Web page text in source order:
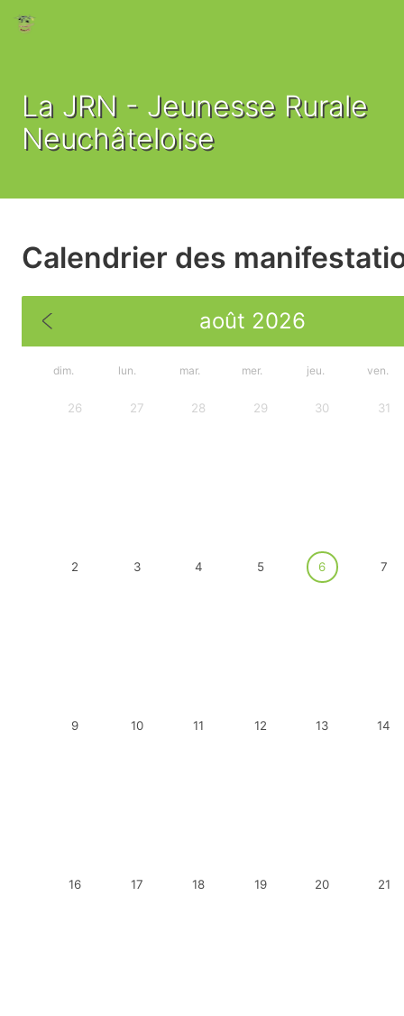
La JRN - Jeunesse Rurale
Neuchâteloise
Calendrier des
août 2026
dim. lun. mar. mer. jeu. ven.
26 27 28 29 30 31
2 3 4 5 6 7
9 10 11 12 13 14
16 17 18 19 20 21